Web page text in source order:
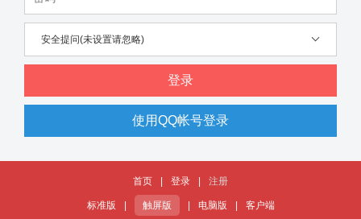
安全提问(未设置请忽略)
登录
使用QQ帐号登录
首页 登录 注册
标准版 触屏版 电脑版 客户端